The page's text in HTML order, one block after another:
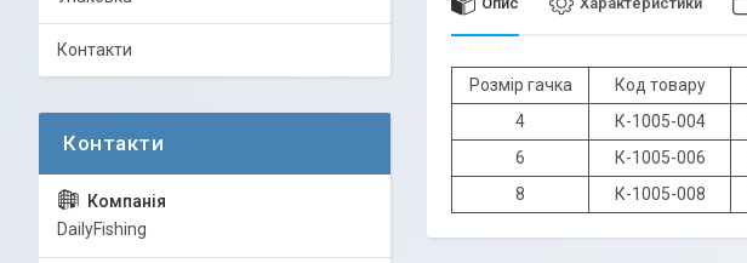
Опис Характеристики
Розмір гачка Код товару
4
К-1005-004
6
К-1005-006
8
К-1005-008
Контакти
DailyFishing